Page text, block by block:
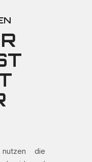
die